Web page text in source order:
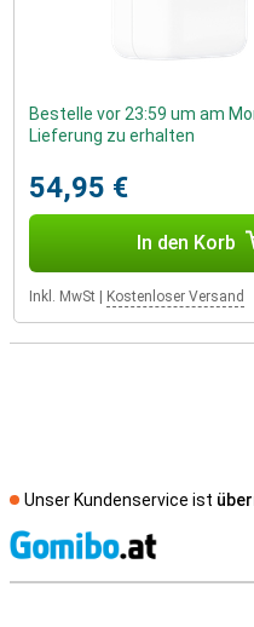
Bestelle vor 23:59 um am
Lieferung zu erhalten
54,95 €
In den Korb
Inkl. MwSt Kostenloser Versand
Unser Kundenservice ist